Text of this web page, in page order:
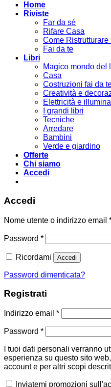
Home
Riviste
Far da sé
Rifare Casa
Come Ristrutturare
Fai da te
Libri
Magico mondo del
Casa
Costruzioni fai da
Creatività e
Elettricità e
I grandi libri
Tecniche
Arredare
Bambini
Verde e giardino
Offerte
Chi siamo
Accedi
Accedi
Nome utente o indirizzo email
Password *Richiesto
Ricordami Accedi
Password dimenticata?
Registrati
Indirizzo email *Richiesto
Password *Richiesto
I tuoi dati personali verranno
esperienza su questo sito
account e per altri scopi
Inviatemi promozioni